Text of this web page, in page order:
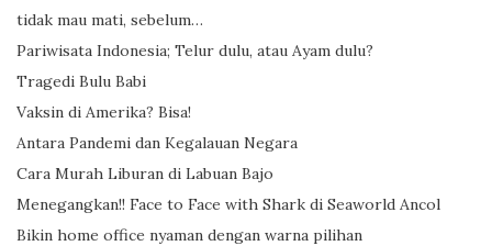
tidak mau mati, sebelum…
Pariwisata Indonesia; Telur dulu, atau Ayam dulu?
Tragedi Bulu Babi
Vaksin di Amerika? Bisa!
Antara Pandemi dan Kegalauan Negara
Cara Murah Liburan di Labuan Bajo
Menegangkan!! Face to Face with Shark di Seaworld Ancol
Bikin home office nyaman dengan warna pilihan